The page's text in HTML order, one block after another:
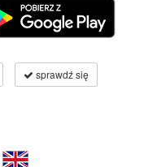
sprawdź się